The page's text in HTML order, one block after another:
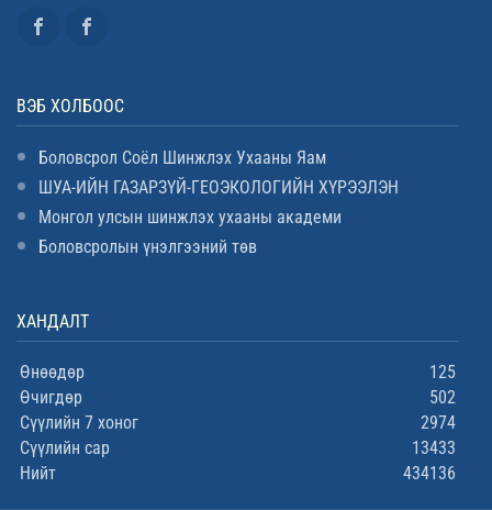
ВЭБ ХОЛБООС
Боловсрол Соёл Шинжлэх Ухааны Яам
ШУА-ИЙН ГАЗАРЗҮЙ-ГЕОЭКОЛОГИЙН ХҮРЭЭЛЭН
Монгол улсын шинжлэх ухааны академи
Боловсролын үнэлгээний төв
ХАНДАЛТ
Өнөөдөр
125
Өчигдөр
502
Сүүлийн 7 хоног
2974
Сүүлийн сар
13433
Нийт
434136